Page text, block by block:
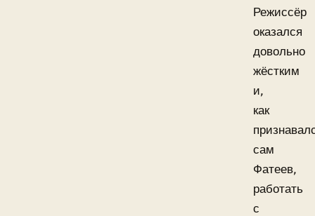
Режиссёр
оказался
довольно
жёстким
и,
как
сам
Фатеев,
работать
с